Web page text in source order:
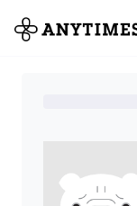
全て